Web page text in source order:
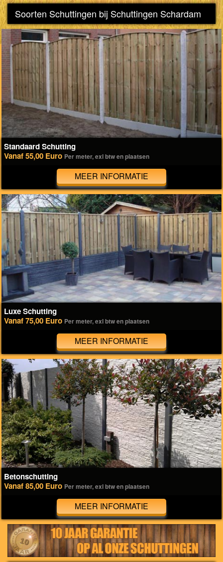
Soorten Schuttingen bij Schuttingen Schardam
Standaard Schutting
Vanaf 55,00 Euro Per meter, exl btw en plaatsen
MEER INFORMATIE
Luxe Schutting
Vanaf 75,00 Euro Per meter, exl btw en plaatsen
MEER INFORMATIE
Betonschutting
Vanaf 85,00 Euro Per meter, exl btw en plaatsen
MEER INFORMATIE